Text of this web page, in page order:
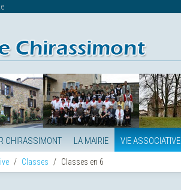
CHIRASSIMONT LA MAIRIE VIE ASSOCIATIVE
Classes Classes en 6